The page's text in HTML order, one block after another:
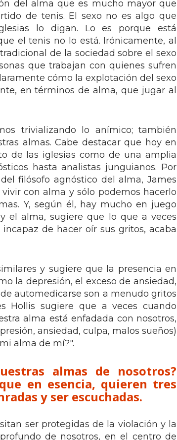
del alma que es mucho mayor que
de tenis. El sexo no es algo que
lo digan. Lo es porque está
el tenis no lo está. Irónicamente, al
de la sociedad sobre el sexo
que trabajan con quienes sufren
cómo la explotación del sexo
en términos de alma, que jugar al
trivializando lo anímico; también
almas. Cabe destacar que hoy en
de las iglesias como de una amplia
hasta analistas junguianos. Por
filósofo agnóstico del alma, James
con alma y sólo podemos hacerlo
Y, según él, hay mucho en juego
el alma, sugiere que lo que a veces
de hacer oír sus gritos, acaba
y sugiere que la presencia en
la depresión, el exceso de ansiedad,
automedicarse son a menudo gritos
Hollis sugiere que a veces cuando
alma está enfadada con nosotros,
ansiedad, culpa, malos sueños)
alma de mí?".
almas de nosotros?
en esencia, quieren tres
y ser escuchadas.
ser protegidas de la violación y la
de nosotros, en el centro de